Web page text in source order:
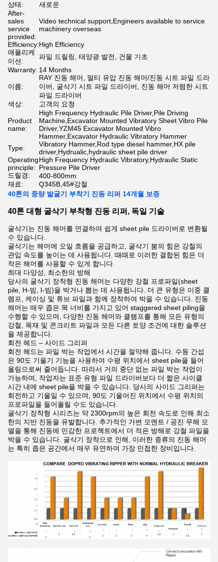
상태:
새로운
After-
sales
service
provided:
Video technical support,Engineers available to service
machinery overseas
Efficiency:High Efficiency
애플리케
이션:
파일 드릴링, 태양광 발전, 건물 기초
Warranty: 14 Months
이름:
RAY 진동 해머, 멀티 유압 진동 해머/진동 시트 파일 드라
이버, 굴삭기 시트 파일 드라이버, 진동 해머 저렴한 시트
파일 드라이버
색상:
고객의 요청
Product
name:
High Frequency Hydraulic Pile Driver,Pile Driving
Machine,Excavator Mounted Vibratory Sheet Vibro Pile
Driver,YZM45 Excavator Mounted Vibro
Hammer,Excavator Hydraulic Vibratory Hammer
Type:
Vibratory Hammer,Rod type diesel hammer,HX pile
driver,Hydrualic,hydraulic sheet pile driver
Operating
principle:
High Frequency Hydraulic Vibratory,Hydraulic Static
Pressure Pile Driver
드릴경:
400-800mm
재료:
Q345B,45#강철
40톤의 중량 발굴기 부착기 진동 리퍼 14개월 보증
40톤 대형 굴삭기 부착형 진동 리퍼, 독일 기술
굴삭기는 진동 해머를 연결하여 쉽게 sheet pile 드라이버로 변환될
수 있습니다.
굴삭기는 해머에 오일 흐름을 공급하고, 굴삭기 붐의 힘은 강철의
관입 속도를 높이는 데 사용됩니다. 때때로 이러한 결합된 힘은 더
작은 해머를 사용할 수 있게 합니다.
최대 다양성, 최소한의 방해
당사의 굴삭기 장착형 진동 해머는 다양한 강철 프로파일(sheet
pile, H-빔, I-빔)을 박거나 뽑는 데 사용됩니다. 더 큰 유형은 이중 클
램프, 케이싱 및 튜브 파일과 함께 장착하여 박을 수 있습니다. 진동
해머는 매우 좁은 목 너비를 가지고 있어 staggered sheet piling을
수행할 수 있으며, 다양한 진동 해머와 클램프를 통해 모든 유형의
강철, 목재 및 콘크리트 파일과 모든 다른 토양 조건에 대한 솔루션
을 제공합니다.
회전 헤드 – 사이드 그리퍼
회전 헤드는 파일 박는 작업에서 시간을 절약해 줍니다. 수동 간섭
은 90도 기울기 기능을 사용하여 수평 위치에서 sheet pile을 들어
올림으로써 줄어듭니다. 따라서 거의 중단 없는 파일 박는 작업이
가능하며, 작업자는 표준 유형 파일 드라이버보다 더 짧은 사이클
시간 내에 sheet pile을 박을 수 있습니다. 당사의 사이드 그리퍼는
회전하고 기울일 수 있으며, 90도 기울어진 위치에서 수평 위치의
프로파일을 들어올릴 수도 있습니다.
굴삭기 장착형 시리즈는 약 2300rpm의 높은 회전 속도로 인해 최소
한의 지반 진동을 유발합니다. 추가적인 가변 모멘트 / 공진 무해 모
델을 통해 진동에 민감한 프로젝트에서 더 적은 방해로 강철 파일을
박을 수 있습니다. 굴삭기 장착으로 인해, 이러한 종류의 진동 해머
는 특히 좁은 공간에서 매우 유연하여 가장 민첩한 장비입니다.